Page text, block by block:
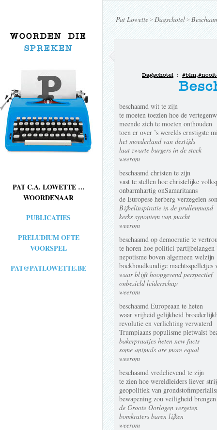
WOORDEN DIE
SPREKEN
PAT C.A. LOWETTE …
WOORDENAAR
PUBLICATIES
PRELUDIUM OFTE
VOORSPEL
PAT@PATLOWETTE.BE
Pat Lowette> Dagschotel >
Dagschotel : #blm
beschaamd wit te zijn
te moeten toezien hoe de
meende zich te moeten onthouden
toen er over ’s werelds ernstigste
het moederland van destijds
laat zwarte burgers in de steek
weerom
beschaamd christen te zijn
vast te stellen hoe christelijke
onbarmhartig onSamaritaans
de Europese herberg verzegelen
Bijbelinspiratie in de prullenmand
kerks synoniem van macht
weerom
beschaamd op democratie te
te horen hoe politici partijbelangen
nepotisme boven algemeen welzijn
boekhoudkundige machtsspelletjes
waar blijft hoopgevend perspectief
onbezield leiderschap
weerom
beschaamd Europeaan te heten
waar vrijheid gelijkheid
revolutie en verlichting verwaterd
Trumpiaans populisme pletwalst
bakerpraatjes heten new facts
some animals are more equal
weerom
beschaamd vredelievend te zijn
te zien hoe wereldleiders liever
geopolitiek van
bewapening zou veiligheid
de Groote Oorlogen vergeten
bomkraters baren lijken
weerom